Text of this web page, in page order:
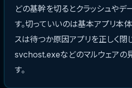
どの基幹を切るとクラッシュやデ
す。切っていいのは基本アプリ本
スは待つか原因アプリを正しく閉
svchost.exeなどのマルウェアの
す。